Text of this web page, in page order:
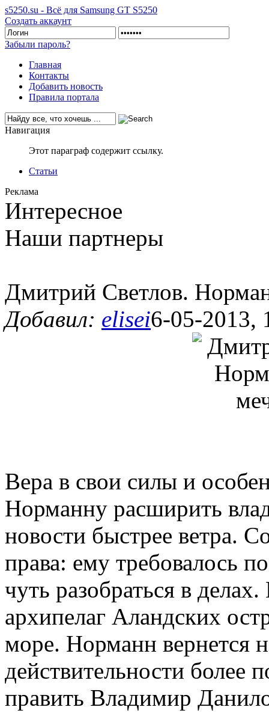
s5250.su - Всё для Samsung GT S5250
Создать аккаунт
Забыли пароль?
Главная
Контакты
Добавить новость
Правила портала
Навигация
Этот параграф содержит ссылку.
Статьи
Реклама
Интересное
Наши партнеры
Дмитрий Светлов.
Добавил: elisei6-05-2013,
Вера в свои силы и
Норманну расширить
новости быстрее ветра.
права: ему требовалось
чуть разобраться в
архипелаг Аландских
море. Норманн вернется
действительности более
править Владимир